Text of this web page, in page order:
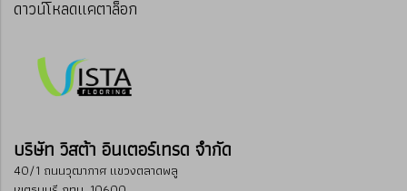
ดาวน์โหลดแคตาล็อก
บริษัท วิสต้า อินเตอร์เทรด จำกัด
40/1 ถนนวุฒากาศ แขวงตลาดพลู